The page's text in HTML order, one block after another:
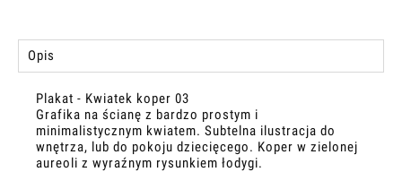
Opis
Plakat - Kwiatek koper 03
Grafika na ścianę z bardzo prostym i
minimalistycznym kwiatem. Subtelna ilustracja do
wnętrza, lub do pokoju dziecięcego. Koper w zielonej
aureoli z wyraźnym rysunkiem łodygi.